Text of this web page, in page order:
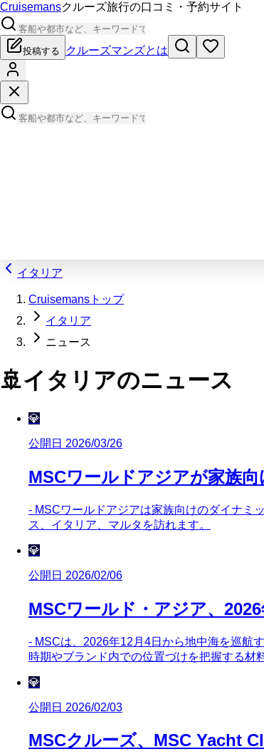
Cruisemansクルーズ旅行の口コミ・予約サイト
投稿する クルーズマンズとは
イタリア
Cruisemansトップ
イタリア
ニュース
🚢イタリアのニュース
💎
公開日 2026/03/26
MSCワールドアジアが家族
- MSCワールドアジアは家族向けのダイナミ
ス、イタリア、マルタを訪れます。
💎
公開日 2026/02/06
MSCワールド・アジア、
- MSCは、2026年12月4日から地中海を巡航
時期やブランド内での位置づけを把握する材
💎
公開日 2026/02/03
MSCクルーズ、MSC Yacht